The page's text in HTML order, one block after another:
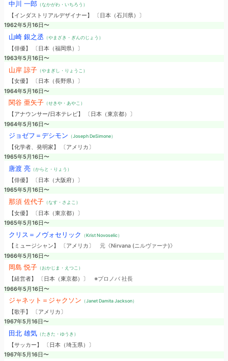
中川 一郎（なかがわ・いちろう）
【インダストリアルデザイナー】 〔日本（石川県）〕
1962年5月16日〜
山崎 銀之丞（やまざき・ぎんのじょう）
【俳優】 〔日本（福岡県）〕
1963年5月16日〜
山岸 諒子（やまぎし・りょうこ）
【女優】 〔日本（長野県）〕
1964年5月16日〜
関谷 亜矢子（せきや・あやこ）
【アナウンサー/日本テレビ】 〔日本（東京都）〕
1964年5月16日〜
ジョゼフ＝デシモン （Joseph DeSimone）
【化学者、発明家】 〔アメリカ〕
1965年5月16日〜
唐渡 亮（からと・りょう）
【俳優】 〔日本（大阪府）〕
1965年5月16日〜
那須 佐代子（なす・さよこ）
【女優】 〔日本（東京都）〕
1965年5月16日〜
クリス＝ノヴォセリック （Krist Novoselic）
【ミュージシャン】 〔アメリカ〕 元《Nirvana (ニルヴァーナ)》
1966年5月16日〜
岡島 悦子（おかじま・えつこ）
【経営者】 〔日本（東京都）〕 ※プロノバ 社長
1966年5月16日〜
ジャネット＝ジャクソン （Janet Damita Jackson）
【歌手】 〔アメリカ〕
1967年5月16日〜
田北 雄気（たきた・ゆうき）
【サッカー】 〔日本（埼玉県）〕
1967年5月16日〜